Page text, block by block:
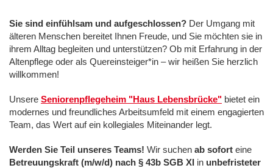
Sie sind einfühlsam und aufgeschlossen? Der Umgang mit
älteren Menschen bereitet Ihnen Freude, und Sie möchten sie in
ihrem Alltag begleiten und unterstützen? Ob mit Erfahrung in der
Altenpflege oder als Quereinsteiger*in – wir heißen Sie herzlich
willkommen!
Unsere Seniorenpflegeheim "Haus Lebensbrücke" bietet ein
modernes und freundliches Arbeitsumfeld mit einem engagierten
Team, das Wert auf ein kollegiales Miteinander legt.
Werden Sie Teil unseres Teams! Wir suchen ab sofort eine
Betreuungskraft (m/w/d) nach § 43b SGB XI in unbefristeter